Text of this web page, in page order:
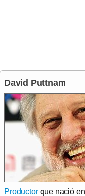
David Puttnam
Productor que nació en